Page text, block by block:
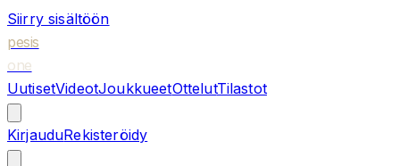
Siirry sisältöön
pesis
one
UutisetVideotJoukkueetOttelutTilastot
KirjauduRekisteröidy